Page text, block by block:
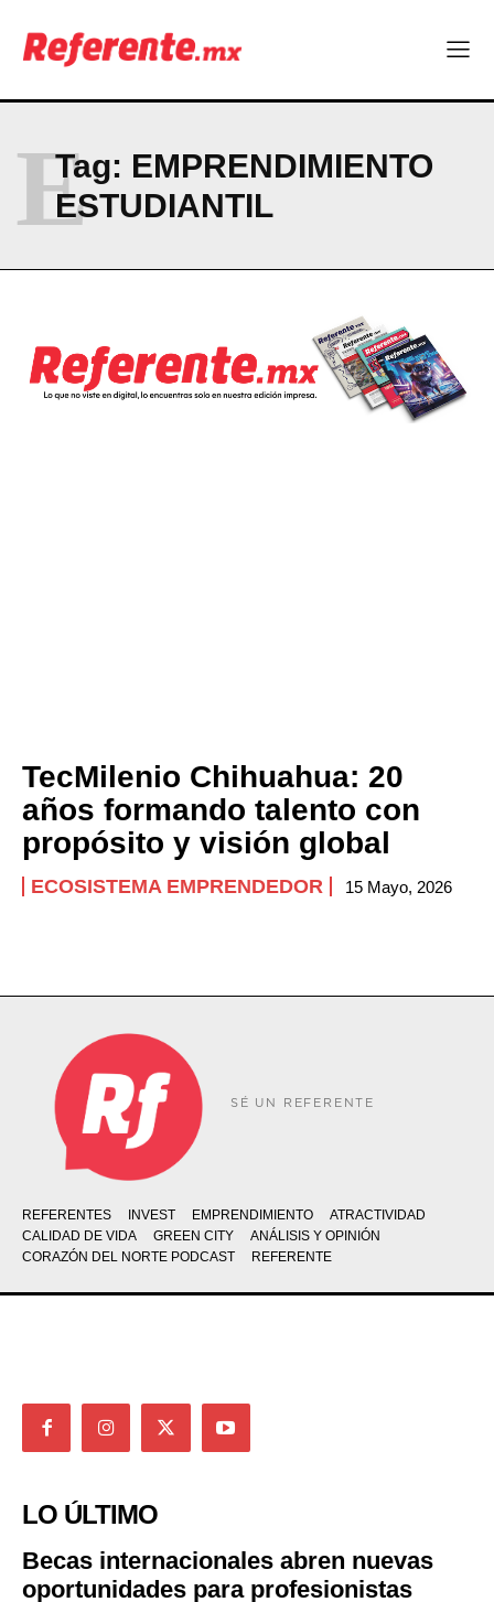
Más escuelas renovadas: fortalecen espacios para el regreso
a clases
Company
ABOUT
PRIVACY POLICY
NEWSLETTER
Tag: EMPRENDIMIENTO
ESTUDIANTIL
E
TecMilenio Chihuahua: 20
años formando talento con
propósito y visión global
ECOSISTEMA EMPRENDEDOR 15 Mayo, 2026
SÉ UN REFERENTE
REFERENTES INVEST EMPRENDIMIENTO
ATRACTIVIDAD
CALIDAD DE VIDA
GREEN CITY
ANÁLISIS Y OPINIÓN
CORAZÓN DEL NORTE PODCAST
REFERENTE
LO ÚLTIMO
Becas internacionales abren nuevas
oportunidades para profesionistas